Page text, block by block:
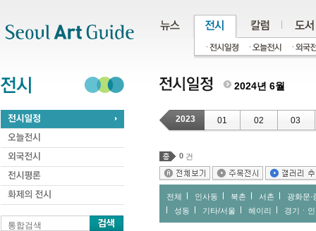
통합검색
2024년 6월
2023 01 02 03
0 건
전체 인사동 북촌 서촌
광화문∙
성동
기타/서울 헤이리 경기ㆍ